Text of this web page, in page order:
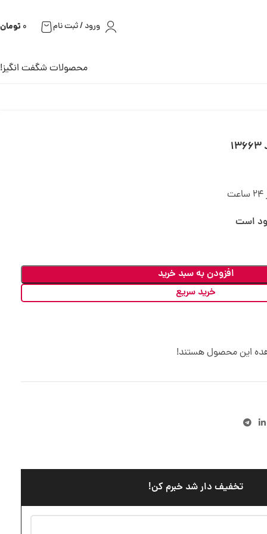
ورود / ثبت نام 0تومان
محصولات شگفت انگیز!
افزودن به سبد خرید
خرید سریع
این محصول هستند!
تخفیف دار شد خبرم کن!